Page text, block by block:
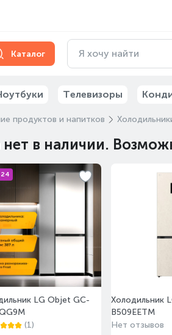
Каталог
Телевизоры
продуктов и напитков
в наличии.
LG Objet GC-
(1)
Холодильник
B509EETM
Нет отзывов